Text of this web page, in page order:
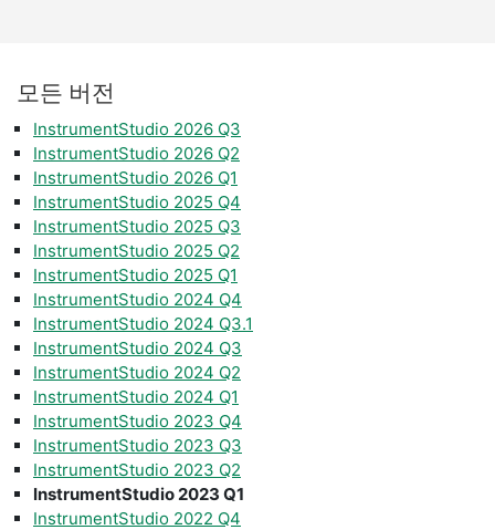
모든 버전
InstrumentStudio 2026 Q3
InstrumentStudio 2026 Q2
InstrumentStudio 2026 Q1
InstrumentStudio 2025 Q4
InstrumentStudio 2025 Q3
InstrumentStudio 2025 Q2
InstrumentStudio 2025 Q1
InstrumentStudio 2024 Q4
InstrumentStudio 2024 Q3.1
InstrumentStudio 2024 Q3
InstrumentStudio 2024 Q2
InstrumentStudio 2024 Q1
InstrumentStudio 2023 Q4
InstrumentStudio 2023 Q3
InstrumentStudio 2023 Q2
InstrumentStudio 2023 Q1
InstrumentStudio 2022 Q4